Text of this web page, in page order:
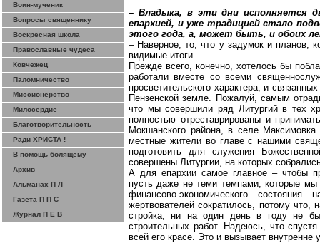
Воин-мученик
Вопросы священнику
Воскресная школа
Православные чудеса
Ковчежец
Паломничество
Миссионерство
Милосердие
Благотворительность
Ради ХРИСТА !
В помощь болящему
Архив
Альманах П Л
Газета П П С
Журнал П Е В
– Владыка, в эти дни исполняется
епархией, и уже традицией стало
этого года, а, может быть, и обоих
– Наверное, то, что у задумок и планов,
видимые итоги.
Прежде всего, конечно, хотелось бы
работали вместе со всеми
просветительского характера, и
Пензенской земле. Пожалуй, самым
что мы совершили ряд Литургий в тех
полностью отреставрированы и
Мокшанского района, в селе Максимовка
местные жители во главе с нашими
подготовить для служения
совершены Литургии, на которых
А для епархии самое главное – чтобы
пусть даже не теми темпами, которые
финансово-экономического
жертвователей сократилось, потому
стройка, ни на один день в году не
строительных работ. Надеюсь, что
всей его красе. Это и вызывает